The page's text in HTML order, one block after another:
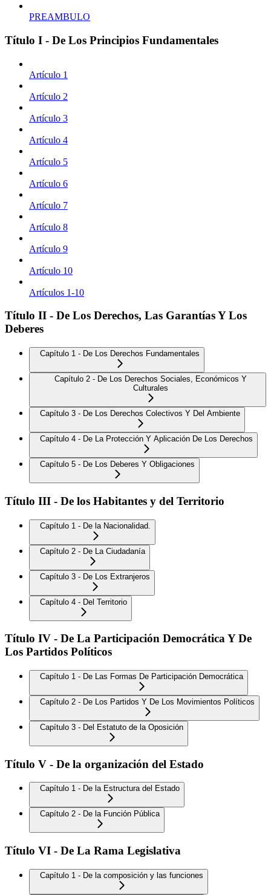
PREAMBULO
Título I - De Los Principios Fundamentales
Artículo 1
Artículo 2
Artículo 3
Artículo 4
Artículo 5
Artículo 6
Artículo 7
Artículo 8
Artículo 9
Artículo 10
Artículos 1-10
Título II - De Los Derechos, Las Garantías Y Los
Deberes
Capítulo 1 - De Los Derechos Fundamentales
Capítulo 2 - De Los Derechos Sociales, Económicos Y
Culturales
Capítulo 3 - De Los Derechos Colectivos Y Del Ambiente
Capítulo 4 - De La Protección Y Aplicación De Los Derechos
Capítulo 5 - De Los Deberes Y Obligaciones
Título III - De los Habitantes y del Territorio
Capítulo 1 - De la Nacionalidad.
Capítulo 2 - De La Ciudadanía
Capítulo 3 - De Los Extranjeros
Capítulo 4 - Del Territorio
Título IV - De La Participación Democrática Y De
Los Partidos Políticos
Capítulo 1 - De Las Formas De Participación Democrática
Capítulo 2 - De Los Partidos Y De Los Movimientos Políticos
Capítulo 3 - Del Estatuto de la Oposición
Título V - De la organización del Estado
Capítulo 1 - De la Estructura del Estado
Capítulo 2 - De la Función Pública
Título VI - De La Rama Legislativa
Capítulo 1 - De la composición y las funciones